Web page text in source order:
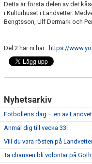
Detta är första delen av det
i Kulturhuset i Landvetter.
Bengtsson, Ulf Dermark och
Del 2 har ni här : https://
Nyhetsarkiv
Fotbollens dag – en av
Anmäl dig till vecka 33!
Vill du vara rösten på
Ta chansen bli volontär på